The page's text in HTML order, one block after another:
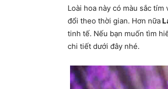
Loài hoa này có màu sắc
đổi theo thời gian. Hơn nữa
tinh tế. Nếu bạn muốn tìm
chi tiết dưới đây nhé.